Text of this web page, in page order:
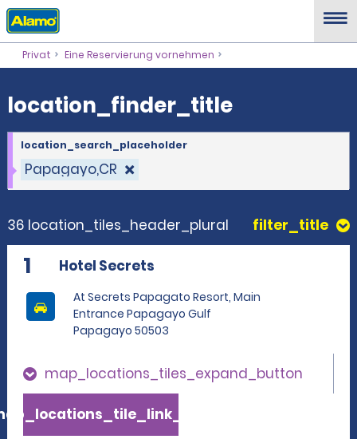
location_finder_title
Privat Eine Reservierung vornehmen
location_finder_title
Papagayo,CR
location_search_placeholder
36 location_tiles_header_plural filter_title
1 Hotel Secrets
At Secrets Papagato Resort, Main
Entrance Papagayo Gulf
Papagayo 50503
map_locations_tiles_expand_button